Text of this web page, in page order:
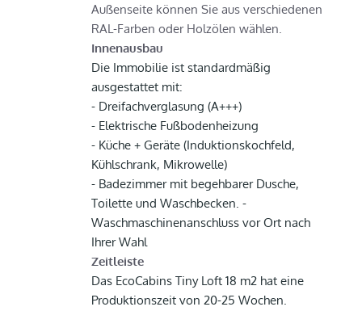
Außenseite können Sie aus verschiedenen
RAL-Farben oder Holzölen wählen.
Innenausbau
Die Immobilie ist standardmäßig
ausgestattet mit:
- Dreifachverglasung (A+++)
- Elektrische Fußbodenheizung
- Küche + Geräte (Induktionskochfeld,
Kühlschrank, Mikrowelle)
- Badezimmer mit begehbarer Dusche,
Toilette und Waschbecken. -
Waschmaschinenanschluss vor Ort nach
Ihrer Wahl
Zeitleiste
Das EcoCabins Tiny Loft 18 m2 hat eine
Produktionszeit von 20-25 Wochen.